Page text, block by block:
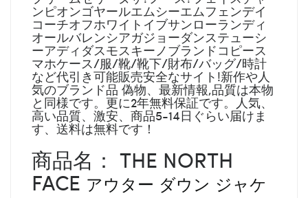
ンピオンゴヤールエムシーエムフェンデイ
コーチオフホワイトイブサンローランディ
オールバレンシアガジョーダンステューシ
ーアディダスモスキーノブランドコピース
マホケース/服/靴/靴下/財布/バッグ/時計
など代引き可能販売安全なサイト!新作や人
気のブランド品 偽物、最新情報,品質は本物
と同様です。更に2年無料保証です。人気、
高い品質、激安、商品5-14日ぐらい届けま
す、送料は無料です！
商品名： THE NORTH
FACE アウター ダウン ジャケ